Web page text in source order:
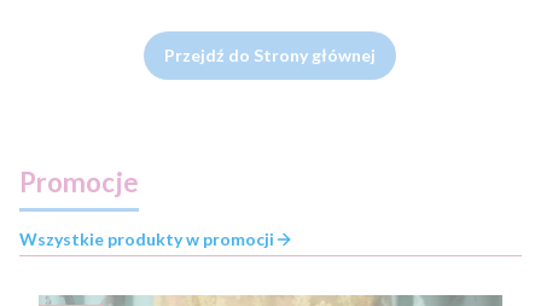
Przejdź do Strony głównej
Promocje
Wszystkie produkty w promocji